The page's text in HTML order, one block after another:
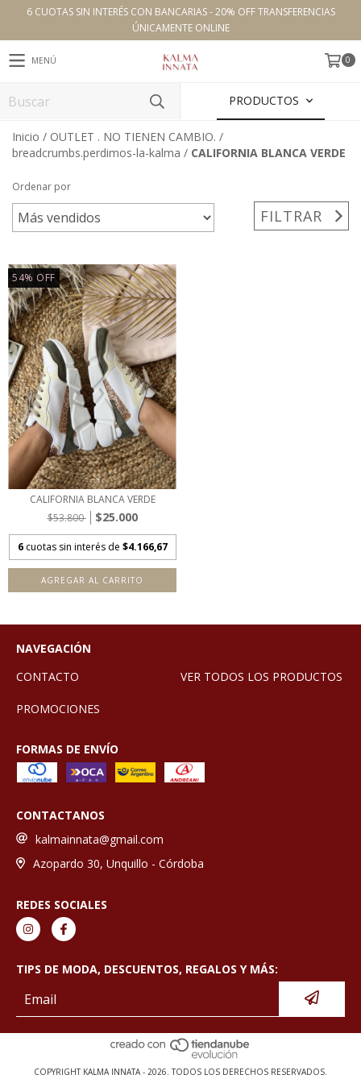
6 CUOTAS SIN INTERÉS CON BANCARIAS - 20% OFF TRANSFERENCIAS
ÚNICAMENTE ONLINE
MENÚ 0
PRODUCTOS
Inicio / OUTLET . NO TIENEN CAMBIO. /
breadcrumbs.perdimos-la-kalma / CALIFORNIA BLANCA VERDE
Ordenar por
FILTRAR
54% OFF
CALIFORNIA BLANCA VERDE
$53.800
$25.000
6 cuotas sin interés de $4.166,67
AGREGAR AL CARRITO
NAVEGACIÓN
CONTACTO
VER TODOS LOS PRODUCTOS
PROMOCIONES
FORMAS DE ENVÍO
CONTACTANOS
kalmainnata@gmail.com
Azopardo 30, Unquillo - Córdoba
REDES SOCIALES
TIPS DE MODA, DESCUENTOS, REGALOS Y MÁS:
COPYRIGHT KALMA INNATA - 2026. TODOS LOS DERECHOS RESERVADOS.